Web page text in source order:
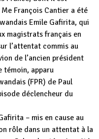
François Cantier a été
Emile Gafirita, qui
magistrats français en
l’attentat commis au
de l’ancien président
témoin, apparu
(FPR) de Paul
déclencheur du
– mis en cause au
rôle dans un attentat à la